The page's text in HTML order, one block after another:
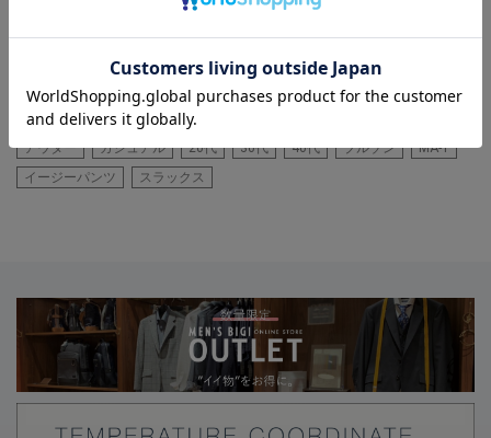
フェザージャガードジャージボン
クレイジージャガードロングスリ
ズ M
アウター カジュアル 20代 30代 40代 ブルゾン
MA-1
イージーパンツ
スラックス